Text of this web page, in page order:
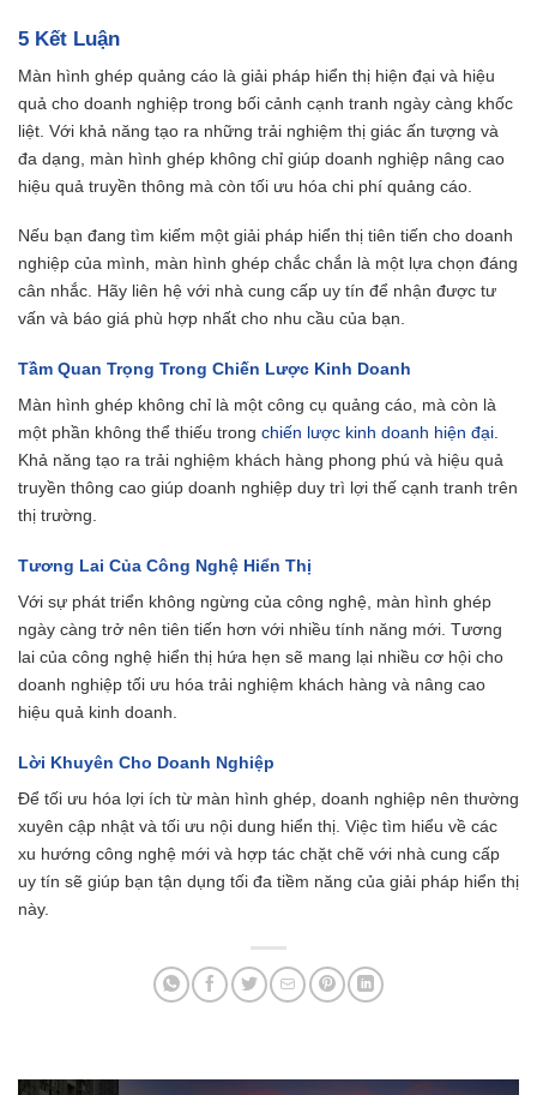
5 Kết Luận
Màn hình ghép quảng cáo là giải pháp hiển thị hiện đại và hiệu
quả cho doanh nghiệp trong bối cảnh cạnh tranh ngày càng khốc
liệt. Với khả năng tạo ra những trải nghiệm thị giác ấn tượng và
đa dạng, màn hình ghép không chỉ giúp doanh nghiệp nâng cao
hiệu quả truyền thông mà còn tối ưu hóa chi phí quảng cáo.
Nếu bạn đang tìm kiếm một giải pháp hiển thị tiên tiến cho doanh
nghiệp của mình, màn hình ghép chắc chắn là một lựa chọn đáng
cân nhắc. Hãy liên hệ với nhà cung cấp uy tín để nhận được tư
vấn và báo giá phù hợp nhất cho nhu cầu của bạn.
Tầm Quan Trọng Trong Chiến Lược Kinh Doanh
Màn hình ghép không chỉ là một công cụ quảng cáo, mà còn là
một phần không thể thiếu trong chiến lược kinh doanh hiện đại
Khả năng tạo ra trải nghiệm khách hàng phong phú và hiệu quả
truyền thông cao giúp doanh nghiệp duy trì lợi thế cạnh tranh trên
thị trường.
Tương Lai Của Công Nghệ Hiển Thị
Với sự phát triển không ngừng của công nghệ, màn hình ghép
ngày càng trở nên tiên tiến hơn với nhiều tính năng mới. Tương
lai của công nghệ hiển thị hứa hẹn sẽ mang lại nhiều cơ hội cho
doanh nghiệp tối ưu hóa trải nghiệm khách hàng và nâng cao
hiệu quả kinh doanh.
Lời Khuyên Cho Doanh Nghiệp
Để tối ưu hóa lợi ích từ màn hình ghép, doanh nghiệp nên thường
xuyên cập nhật và tối ưu nội dung hiển thị. Việc tìm hiểu về các
xu hướng công nghệ mới và hợp tác chặt chẽ với nhà cung cấp
uy tín sẽ giúp bạn tận dụng tối đa tiềm năng của giải pháp hiển thị
này.